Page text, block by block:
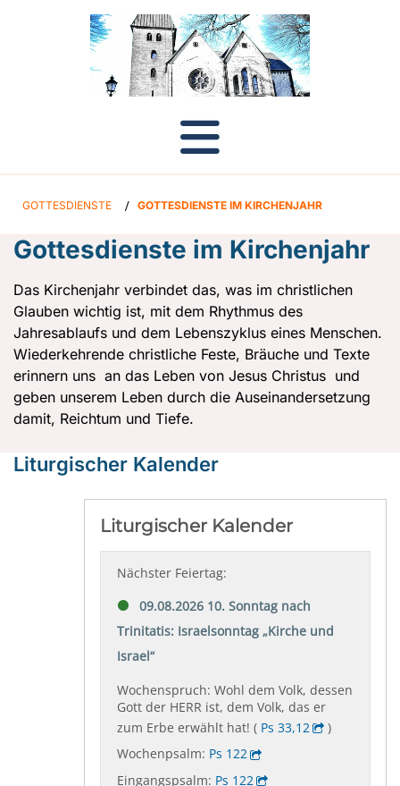
GOTTESDIENSTE / GOTTESDIENSTE IM KIRCHENJAHR
Gottesdienste im Kirchenjahr
Das Kirchenjahr verbindet das, was im christlichen
Glauben wichtig ist, mit dem Rhythmus des
Jahresablaufs und dem Lebenszyklus eines Menschen.
Wiederkehrende christliche Feste, Bräuche und Texte
erinnern uns an das Leben von Jesus Christus und
geben unserem Leben durch die Auseinandersetzung
damit, Reichtum und Tiefe.
Liturgischer Kalender